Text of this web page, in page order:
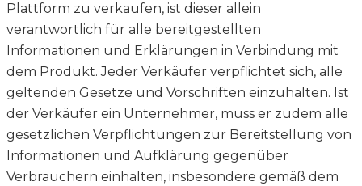
Plattform zu verkaufen, ist dieser allein
verantwortlich für alle bereitgestellten
Informationen und Erklärungen in Verbindung mit
dem Produkt. Jeder Verkäufer verpflichtet sich, alle
geltenden Gesetze und Vorschriften einzuhalten. Ist
der Verkäufer ein Unternehmer, muss er zudem alle
gesetzlichen Verpflichtungen zur Bereitstellung von
Informationen und Aufklärung gegenüber
Verbrauchern einhalten, insbesondere gemäß dem